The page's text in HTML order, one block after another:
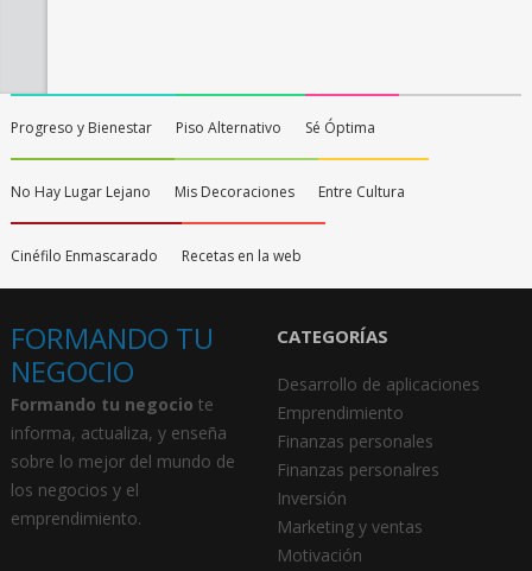
Progreso y Bienestar Piso Alternativo Sé Óptima
No Hay Lugar Lejano Mis Decoraciones Entre Cultura
Cinéfilo Enmascarado Recetas en la web
FORMANDO TU
NEGOCIO
Formando tu negocio te
informa, actualiza, y enseña
sobre lo mejor del mundo de
los negocios y el
emprendimiento.
CATEGORÍAS
Desarrollo de aplicaciones
Emprendimiento
Finanzas personales
Finanzas personalres
Inversión
Marketing y ventas
Motivación